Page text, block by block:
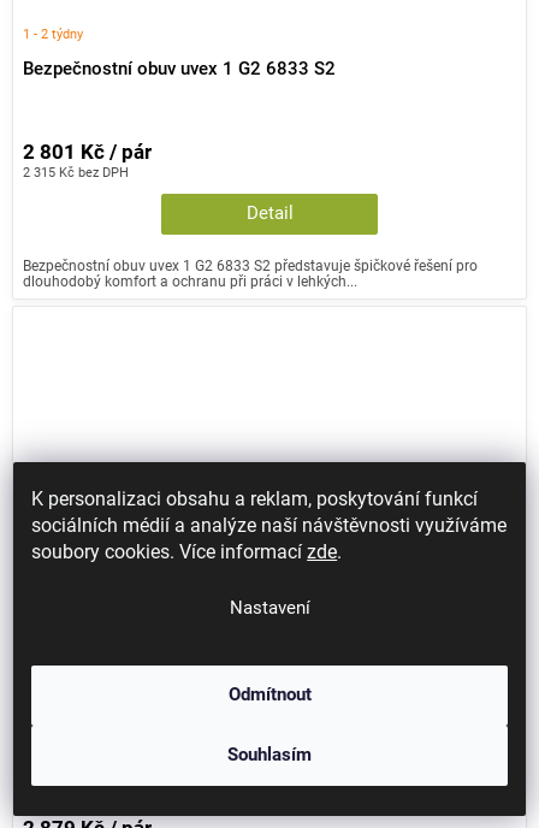
K personalizaci obsahu a reklam, poskytování funkcí
sociálních médií a analýze naší návštěvnosti využíváme
soubory cookies. Více informacízde.
Nastavení
Odmítnout
Souhlasím
Bezpečnostní obuv uvex 1 G2 6833 S2
1 - 2 týdny
2 315 Kč bez DPH
2 801 Kč / pár
Detail
Bezpečnostní obuv uvex 1 G2 6833 S2 představuje špičkové řešení pro
dlouhodobý komfort a ochranu při práci v lehkých...
Bezpečnostní obuv uvex 1 G2 6844 S2